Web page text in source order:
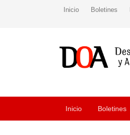
Inicio Boletines
Inicio Boletines